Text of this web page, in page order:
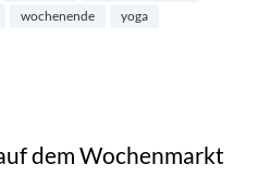
wochenende yoga
dem Wochenmarkt